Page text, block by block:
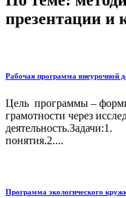
презентации и
Рабочая программа внеурочной
Цель программы –
грамотности через
понятия.2....
Программа экологического